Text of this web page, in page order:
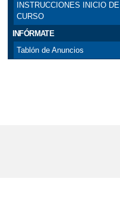
INSTRUCCIONES INICIO DE
CURSO
INFÓRMATE
Tablón de Anuncios